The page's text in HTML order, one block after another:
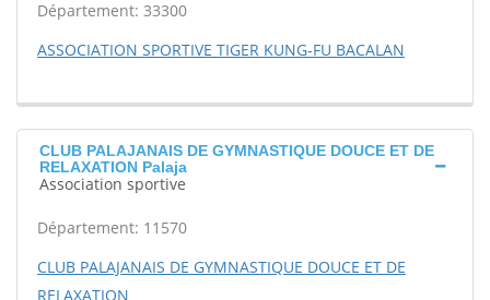
Département: 33300
ASSOCIATION SPORTIVE TIGER KUNG-FU BACALAN
CLUB PALAJANAIS DE GYMNASTIQUE DOUCE ET DE
RELAXATION Palaja
Association sportive
Département: 11570
CLUB PALAJANAIS DE GYMNASTIQUE DOUCE ET DE
RELAXATION